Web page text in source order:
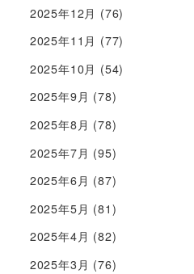
2025年12月 (76)
2025年11月 (77)
2025年10月 (54)
2025年9月 (78)
2025年8月 (78)
2025年7月 (95)
2025年6月 (87)
2025年5月 (81)
2025年4月 (82)
2025年3月 (76)